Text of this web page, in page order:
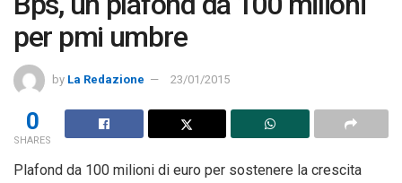
per pmi umbre
by La Redazione 23/01/2015
0
SHARES
Plafond da 100 milioni di euro per sostenere la crescita